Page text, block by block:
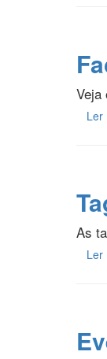
Veja
Ler
As
Ler